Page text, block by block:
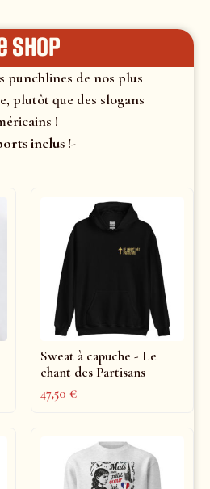
shop
punchlines de nos plus
plutôt que des slogans
!
inclus !-
Sweat à capuche - Le
chant des Partisans
47,50€